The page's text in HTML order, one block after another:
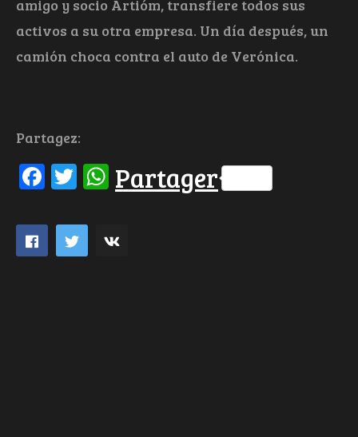
amigo y socio Artióm, transfiere todos sus
activos a su otra empresa. Un día después, un
camión choca contra el auto de Verónica.
Partagez:
Facebook
Twitter
WhatsApp
Partager